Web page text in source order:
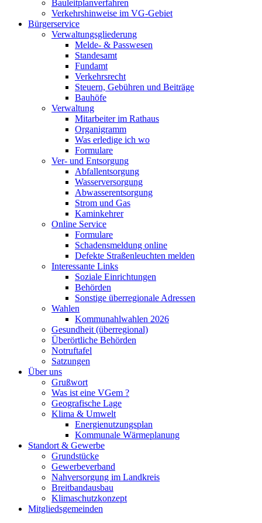
Bauleitplanverfahren
Verkehrshinweise im VG-Gebiet
Bürgerservice
Verwaltungsgliederung
Melde- & Passwesen
Standesamt
Fundamt
Verkehrsrecht
Steuern, Gebühren und Beiträge
Bauhöfe
Verwaltung
Mitarbeiter im Rathaus
Organigramm
Was erledige ich wo
Formulare
Ver- und Entsorgung
Abfallentsorgung
Wasserversorgung
Abwasserentsorgung
Strom und Gas
Kaminkehrer
Online Service
Formulare
Schadensmeldung online
Defekte Straßenleuchten melden
Interessante Links
Soziale Einrichtungen
Behörden
Sonstige überregionale Adressen
Wahlen
Kommunahlwahlen 2026
Gesundheit (überregional)
Überörtliche Behörden
Notruftafel
Satzungen
Über uns
Grußwort
Was ist eine VGem ?
Geografische Lage
Klima & Umwelt
Energienutzungsplan
Kommunale Wärmeplanung
Standort & Gewerbe
Grundstücke
Gewerbeverband
Nahversorgung im Landkreis
Breitbandausbau
Klimaschutzkonzept
Mitgliedsgemeinden